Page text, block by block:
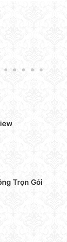
Trọn Gói